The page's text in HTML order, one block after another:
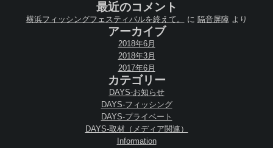
最近のコメント
横浜フィッシングフェスティバルを終えて。 に 隔音屏障より
アーカイブ
2018年6月
2018年3月
2017年6月
カテゴリー
DAYS-お知らせ
DAYS-フィッシング
DAYS-プライベート
DAYS-取材（メディア関連）
Information